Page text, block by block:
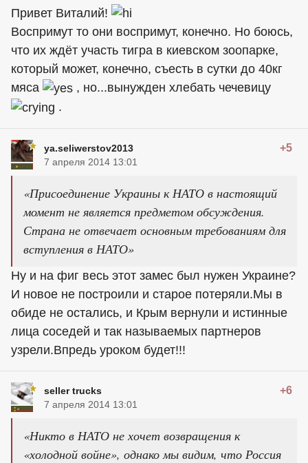
Привет Виталий!
Воспримут то они воспримут, конечно. Но боюсь,
что их ждёт участь тигра в киевском зоопарке,
который может, конечно, съесть в сутки до 40кг
мяса
, но...вынужден хлебать чечевицу
.
ya.seliwerstov2013 +5
7 апреля 2014 13:01
«Присоединение Украины к НАТО в настоящий
момент не является предметом обсуждения.
Страна не отвечает основным требованиям для
вступления в НАТО»
Ну и на фиг весь этот замес был нужен Украине?
И новое не построили и старое потеряли.Мы в
обиде не остались, и Крым вернули и истинные
лица соседей и так называемых партнеров
узрели.Впредь уроком будет!!!
seller trucks +6
7 апреля 2014 13:01
«Никто в НАТО не хочет возвращения к
«холодной войне», однако мы видим, что Россия